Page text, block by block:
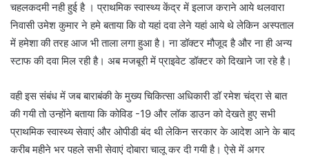
चहलकदमी नही हुई है । प्राथमिक स्वास्थ्य केंद्र में इलाज कराने आये थलवारा
निवासी उमेश कुमार ने हमे बताया कि वो यहां दवा लेने यहां आये थे लेकिन अस्पताल
में हमेशा की तरह आज भी ताला लगा हुआ है। ना डॉक्टर मौजूद है और ना ही अन्य
स्टाफ की दवा मिल रही है। अब मजबूरी में प्राइवेट डॉक्टर को दिखाने जा रहे है।
वही इस संबंध में जब बाराबंकी के मुख्य चिकित्सा अधिकारी डॉ रमेश चंद्रा से बात
की गयी तो उन्होंने बताया कि कोविड -19 और लॉक डाउन को देखते हुए सभी
प्राथमिक स्वास्थ्य सेवाएं और ओपीडी बंद थी लेकिन सरकार के आदेश आने के बाद
करीब महीने भर पहले सभी सेवाएं दोबारा चालू कर दी गयी है। ऐसे में अगर